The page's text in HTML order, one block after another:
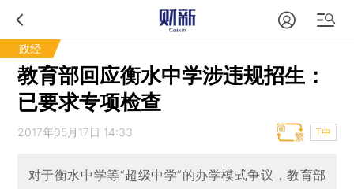
政经
教育部回应衡水中学涉违规招生：
已要求专项检查
2017年05月17日 14:33 T中
对于衡水中学等“超级中学”的办学模式争议，教育部